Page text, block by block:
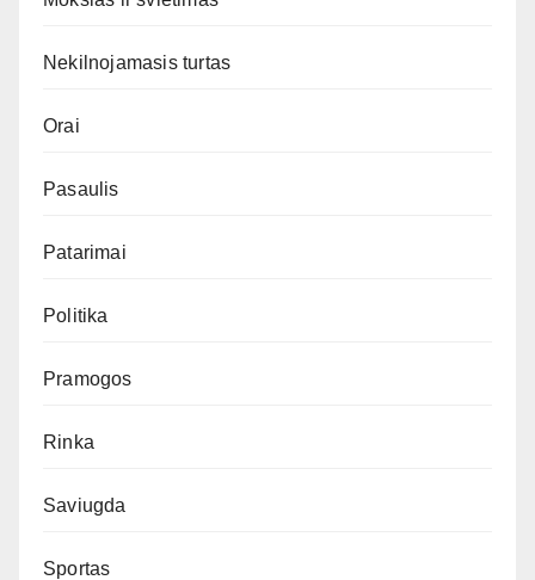
Nekilnojamasis turtas
Orai
Pasaulis
Patarimai
Politika
Pramogos
Rinka
Saviugda
Sportas